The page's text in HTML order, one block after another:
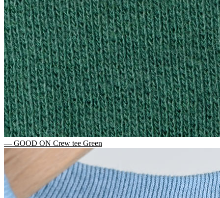
— GOOD ON Crew tee Green